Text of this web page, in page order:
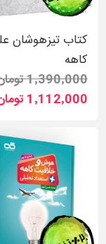
کتاب تیزهوشان
کاهه
1٬390٬000 تومان
1٬112٬000 تومان